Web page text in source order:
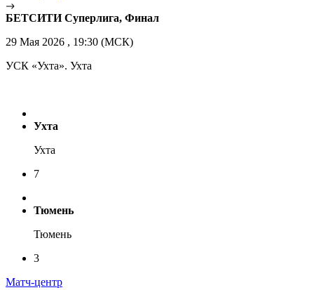
БЕТСИТИ Суперлига, Финал
29 Мая 2026 , 19:30 (МСК)
УСК «Ухта». Ухта
Ухта
Ухта
7
Тюмень
Тюмень
3
Матч-центр